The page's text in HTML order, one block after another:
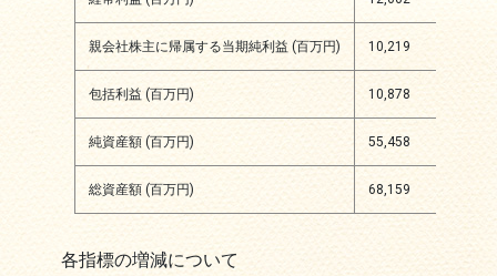
親会社株主に帰属する当期純利益 (百万円) 10,219
包括利益 (百万円) 10,878
純資産額 (百万円) 55,458
総資産額 (百万円) 68,159
各指標の増減について